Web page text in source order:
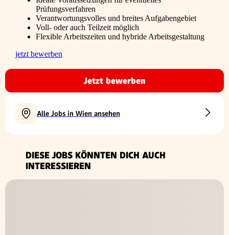
Prüfungsverfahren
Verantwortungsvolles und breites Aufgabengebiet
Voll- oder auch Teilzeit möglich
Flexible Arbeitszeiten und hybride Arbeitsgestaltung
jetzt bewerben
Jetzt bewerben
Alle Jobs in Wien ansehen
DIESE JOBS KÖNNTEN DICH AUCH
INTERESSIEREN